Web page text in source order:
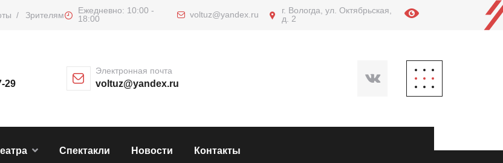
/ Зрителям
Ежедневно: 10:00 -
18:00
voltuz@yandex.ru
г. Вологда, ул. Октябрьская,
д. 2
29
Электронная почта
voltuz@yandex.ru
Спектакли Новости Контакты